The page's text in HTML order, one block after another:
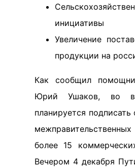
инициативы
Увеличение
продукции на
Как сообщил
Юрий Ушаков, во
планируется подписать
более 15
Вечером 4 декабря